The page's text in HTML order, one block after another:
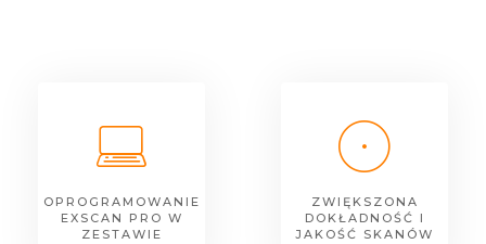
OPROGRAMOWANIE
EXSCAN PRO W
ZESTAWIE
ZWIĘKSZONA
DOKŁADNOŚĆ I
JAKOŚĆ SKANÓW